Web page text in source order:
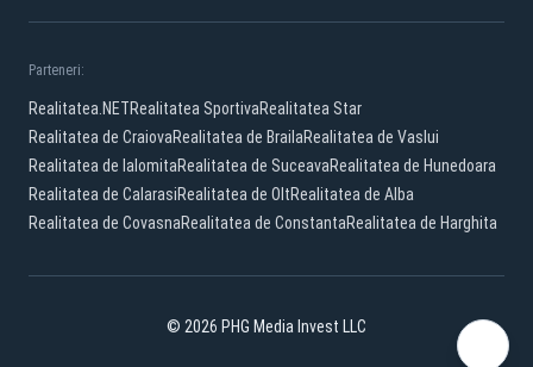
Parteneri:
Realitatea.NETRealitatea SportivaRealitatea Star
Realitatea de CraiovaRealitatea de BrailaRealitatea de Vaslui
Realitatea de IalomitaRealitatea de SuceavaRealitatea de Hunedoara
Realitatea de CalarasiRealitatea de OltRealitatea de Alba
Realitatea de CovasnaRealitatea de ConstantaRealitatea de Harghita
© 2026 PHG Media Invest LLC